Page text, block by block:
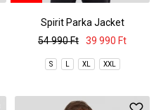
Spirit Parka Jacket
54 990 Ft
39 990 Ft
S L XL XXL